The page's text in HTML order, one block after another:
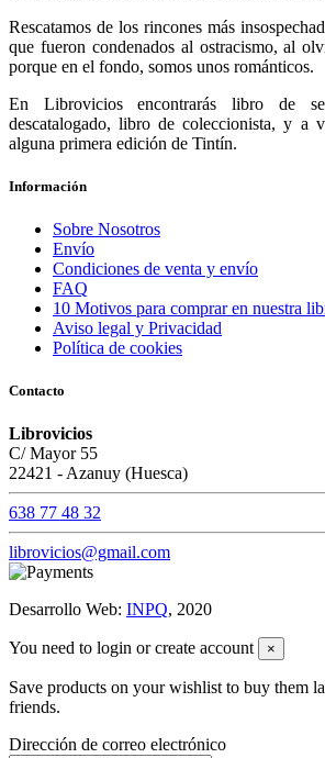
Rescatamos de los rincones más
que fueron condenados al ostracismo, al
porque en el fondo, somos unos románticos.
En Librovicios encontrarás libro de
descatalogado, libro de coleccionista, y a
alguna primera edición de Tintín.
Información
Sobre Nosotros
Envío
Condiciones de venta y envío
FAQ
10 Motivos para comprar en nuestra
Aviso legal y Privacidad
Política de cookies
Contacto
Librovicios
C/ Mayor 55
22421 - Azanuy (Huesca)
638 77 48 32
librovicios@gmail.com
Desarrollo Web: INPQ, 2020
You need to login or create account ×
Save products on your wishlist to buy them
friends.
Dirección de correo electrónico